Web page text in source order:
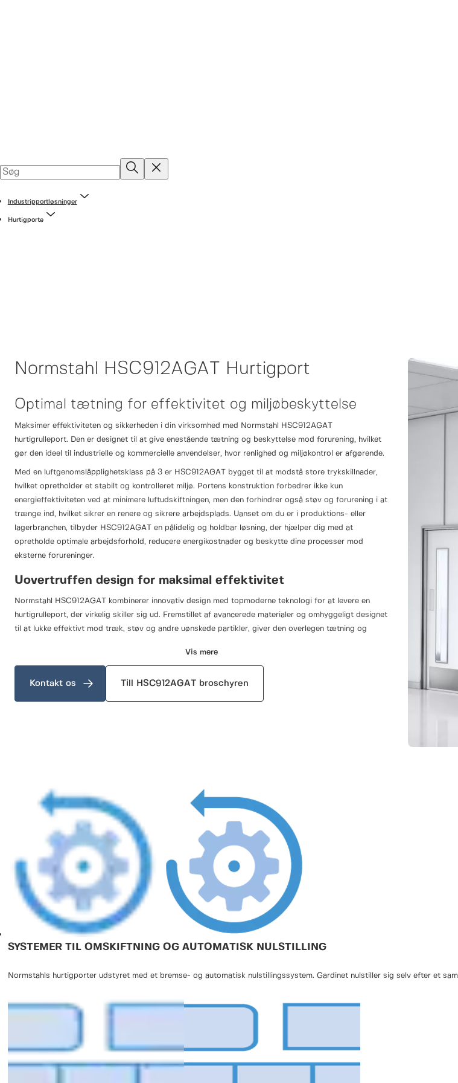
Industripportløsninger
Hurtigporte
Normstahl HSC912AGAT Hurtigport
Optimal tætning for effektivitet og miljøbeskyttelse
Maksimer effektiviteten og sikkerheden i din virksomhed med Normstahl HSC912AGAT
hurtigrulleport. Den er designet til at give enestående tætning og beskyttelse mod forurening, hvilket
gør den ideel til industrielle og kommercielle anvendelser, hvor renlighed og miljøkontrol er afgørende.
Med en luftgenomsläpplighetsklass på 3 er HSC912AGAT bygget til at modstå store trykskillnader,
hvilket opretholder et stabilt og kontrolleret miljø. Portens konstruktion forbedrer ikke kun
energieffektiviteten ved at minimere luftudskiftningen, men den forhindrer også støv og forurening i at
trænge ind, hvilket sikrer en renere og sikrere arbejdsplads. Uanset om du er i produktions- eller
lagerbranchen, tilbyder HSC912AGAT en pålidelig og holdbar løsning, der hjælper dig med at
opretholde optimale arbejdsforhold, reducere energikostnader og beskytte dine processer mod
eksterne forureninger.
Uovertruffen design for maksimal effektivitet
Normstahl HSC912AGAT kombinerer innovativ design med topmoderne teknologi for at levere en
hurtigrulleport, der virkelig skiller sig ud. Fremstillet af avancerede materialer og omhyggeligt designet
til at lukke effektivt mod træk, støv og andre uønskede partikler, giver den overlegen tætning og
forhold. HSC912AGAT er tilpasningsdygtig og kan integreres i en lang række industrielle applikationer,
uanset om det drejer sig om produktion, logistik eller fødevareforarbejdning.
Denne funktion er særlig vigtig i brancher, hvor der skal overholdes strenge miljøkrav, såsom
medicinalproduktion, elektronik og fødevareindustrien. HSC912AGAT sikrer, at dit arbejdsmiljø
forbliver i topform, hvilket beskytter både produkter og processer. Oplev den perfekte balance
mellem funktionalitet og bæredygtighed med Normstahl HSC912AGAT – din løsning til at optimere
både effektivitet og miljøbeskyttelse!
Vis mere
Kontakt os Till HSC912AGAT broschyren
SYSTEMER TIL OMSKIFTNING OG AUTOMATISK NULSTILLING
Normstahls hurtigporter udstyret med et bremse- og automatisk nulstillingssystem. Gardinet nulstiller sig selv efter et